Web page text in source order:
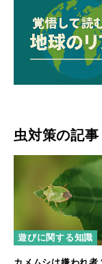
虫対策の記事
遊びに関する知識